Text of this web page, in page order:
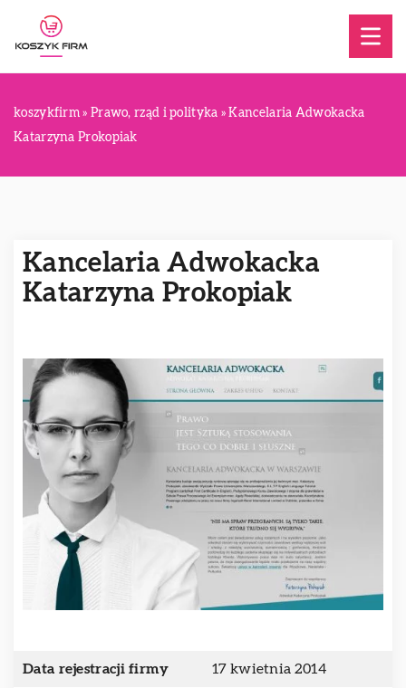
koszykfirm » Prawo, rząd i polityka »Kancelaria Adwokacka
Katarzyna Prokopiak
Kancelaria Adwokacka
Katarzyna Prokopiak
Data rejestracji firmy 17 kwietnia 2014